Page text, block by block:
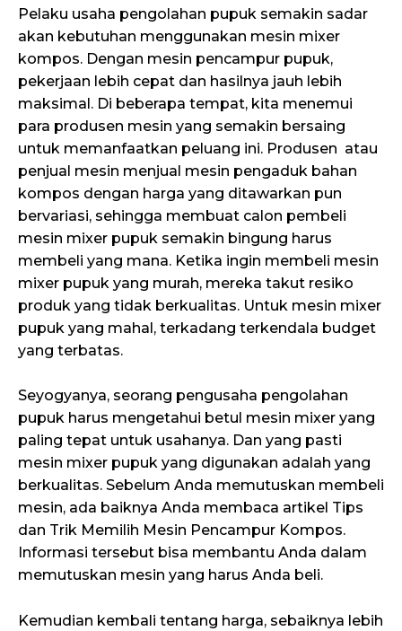
Pelaku usaha pengolahan pupuk semakin sadar
akan kebutuhan menggunakan mesin mixer
kompos. Dengan mesin pencampur pupuk,
pekerjaan lebih cepat dan hasilnya jauh lebih
maksimal. Di beberapa tempat, kita menemui
para produsen mesin yang semakin bersaing
untuk memanfaatkan peluang ini. Produsen atau
penjual mesin menjual mesin pengaduk bahan
kompos dengan harga yang ditawarkan pun
bervariasi, sehingga membuat calon pembeli
mesin mixer pupuk semakin bingung harus
membeli yang mana. Ketika ingin membeli mesin
mixer pupuk yang murah, mereka takut resiko
produk yang tidak berkualitas. Untuk mesin mixer
pupuk yang mahal, terkadang terkendala budget
yang terbatas.
Seyogyanya, seorang pengusaha pengolahan
pupuk harus mengetahui betul mesin mixer yang
paling tepat untuk usahanya. Dan yang pasti
mesin mixer pupuk yang digunakan adalah yang
berkualitas. Sebelum Anda memutuskan membeli
mesin, ada baiknya Anda membaca artikel Tips
dan Trik Memilih Mesin Pencampur Kompos.
Informasi tersebut bisa membantu Anda dalam
memutuskan mesin yang harus Anda beli.
Kemudian kembali tentang harga, sebaiknya lebih